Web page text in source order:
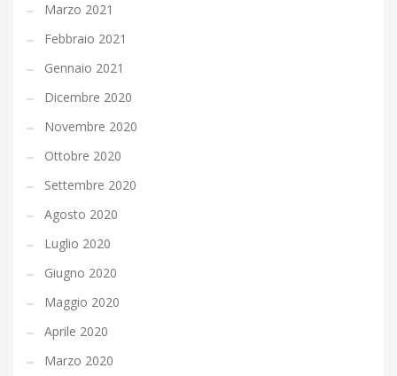
Marzo 2021
Febbraio 2021
Gennaio 2021
Dicembre 2020
Novembre 2020
Ottobre 2020
Settembre 2020
Agosto 2020
Luglio 2020
Giugno 2020
Maggio 2020
Aprile 2020
Marzo 2020